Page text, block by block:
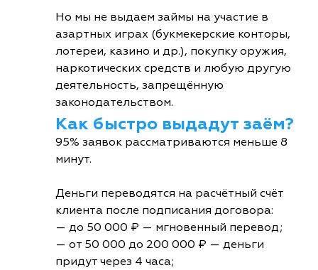
Но мы не выдаем займы на участие в
азартных играх (букмекерские конторы,
лотереи, казино и др.), покупку оружия,
наркотических средств и любую другую
деятельность, запрещённую
законодательством.
Как быстро выдадут заём?
95% заявок рассматриваются меньше 8
минут.
Деньги переводятся на расчётный счёт
клиента после подписания договора:
— до 50 000 ₽ — мгновенный перевод;
— от 50 000 до 200 000 ₽ — деньги
придут через 4 часа;